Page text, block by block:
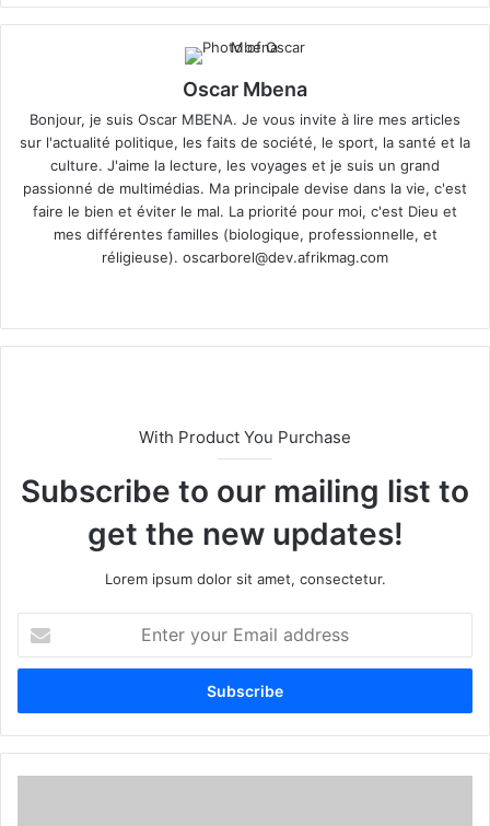
Oscar Mbena
Bonjour, je suis Oscar MBENA. Je vous invite à lire mes articles
sur l'actualité politique, les faits de société, le sport, la santé et la
culture. J'aime la lecture, les voyages et je suis un grand
passionné de multimédias. Ma principale devise dans la vie, c'est
faire le bien et éviter le mal. La priorité pour moi, c'est Dieu et
mes différentes familles (biologique, professionnelle, et
réligieuse). oscarborel@dev.afrikmag.com
te
With Product You Purchase
Subscribe to our mailing list to
get the new updates!
Lorem ipsum dolor sit amet, consectetur.
t
r
y